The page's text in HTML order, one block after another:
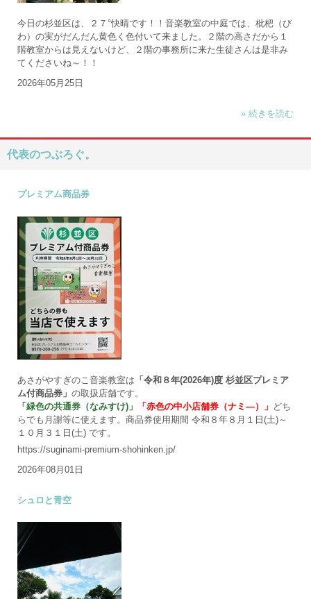
今日の杉並区は、２７°快晴です！！音楽教室の中庭では、枇杷（び
わ）の実がだんだん黄色く色付いて来ました。２階の高さだから１
階教室からは見えないけど、２階の事務所に来た生徒さんは是非み
てくださいね～！！
2026年05月25日
» 続きを読む
代表のつぶろぐ。
プレミアム商品券
あさがやすぎのこ音楽教室は 「令和８年(2026年)度 杉並区プレミア
ム付商品券」 の取扱店舗です。
「緑色の共通券（なみすけ)」
「赤色の中小店舗券（ナミ―）」 どち
らでも月謝等に使えます。商品券使用期間 令和８年８月１日(土)～
１０月３１日(土) です。
https://suginami-premium-shohinken.jp/
2026年08月01日
シュロと青空